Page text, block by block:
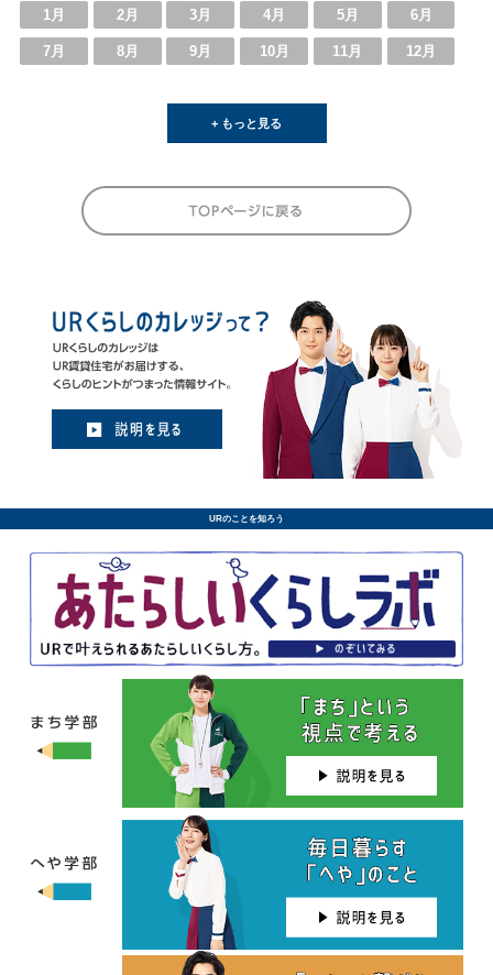
1月 2月 3月 4月 5月 6月
7月 8月 9月 10月 11月 12月
+ もっと見る
URのことを知ろう